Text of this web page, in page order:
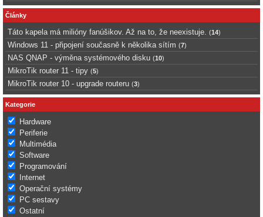
Články
Táto kapela má milióny fanúšikov. Až na to, že neexistuje. (14)
Windows 11 - připojení současně k několika sítím (7)
NAS QNAP - výměna systémového disku (10)
MikroTik router 11 - tipy (5)
MikroTik router 10 - upgrade routeru (3)
Kategorie
Hardware
Periferie
Multimédia
Software
Programování
Internet
Operační systémy
PC sestavy
Ostatní